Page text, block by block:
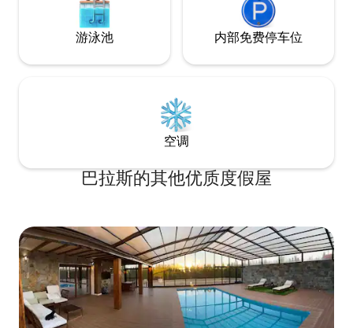
游泳池 内部免费停车位
空调
巴拉斯的其他优质度假屋